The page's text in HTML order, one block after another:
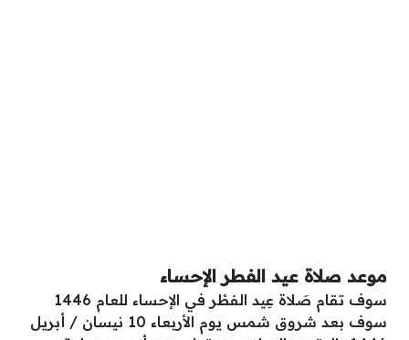
موعد صلاة عيد الفطر الإحساء
سوف تقام صَلاة عِيد الفطْر في الإحساء للعام 1446
سوف بعد شروق شمس يوم الأربعاء 10 نيسان / أبريل